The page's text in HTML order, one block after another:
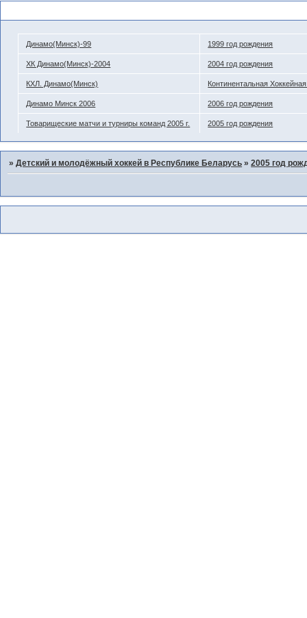
Динамо(Минск)-99 1999 год рождения
ХК Динамо(Минск)-2004 2004 год рождения
КХЛ. Динамо(Минск) Континентальная
Динамо Минск 2006 2006 год рождения
Товарищеские матчи и турниры команд 2005 г. 2005 год рождения
»Детский и молодёжный хоккей в Республике Беларусь »2005 год